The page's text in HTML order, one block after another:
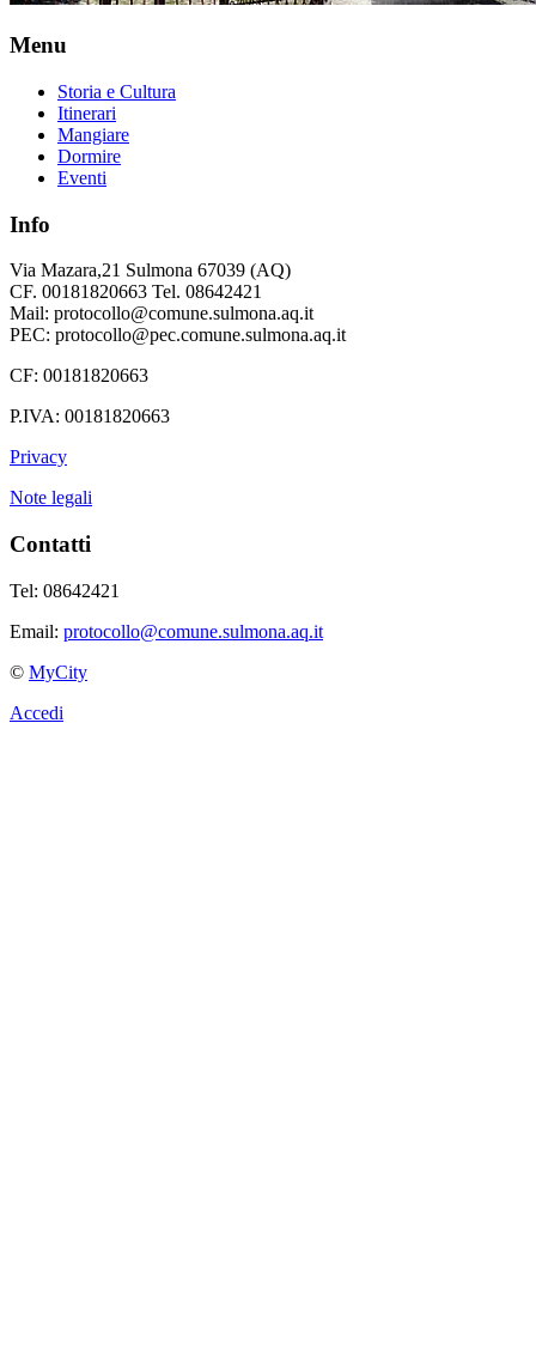
Menu
Storia e Cultura
Itinerari
Mangiare
Dormire
Eventi
Info
Via Mazara,21 Sulmona 67039 (AQ)
CF. 00181820663 Tel. 08642421
Mail: protocollo@comune.sulmona.aq.it
PEC: protocollo@pec.comune.sulmona.aq.it
CF: 00181820663
P.IVA: 00181820663
Privacy
Note legali
Contatti
Tel: 08642421
Email: protocollo@comune.sulmona.aq.it
© MyCity
Accedi